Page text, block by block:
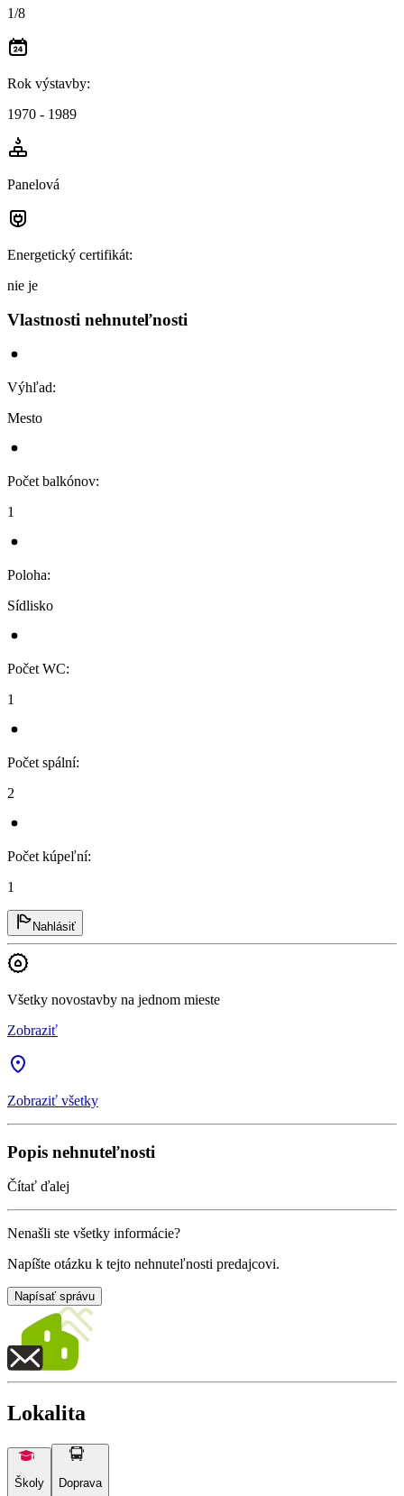
1/8
Rok výstavby:
1970 - 1989
Panelová
Energetický certifikát:
nie je
Vlastnosti nehnuteľnosti
Výhľad:
Mesto
Počet balkónov:
1
Poloha:
Sídlisko
Počet WC:
1
Počet spální:
2
Počet kúpeľní:
1
Nahlásiť
Všetky novostavby na jednom mieste
Zobraziť
Zobraziť všetky
Popis nehnuteľnosti
Čítať ďalej
Nenašli ste všetky informácie?
Napíšte otázku k tejto nehnuteľnosti predajcovi.
Napísať správu
Lokalita
Školy Doprava